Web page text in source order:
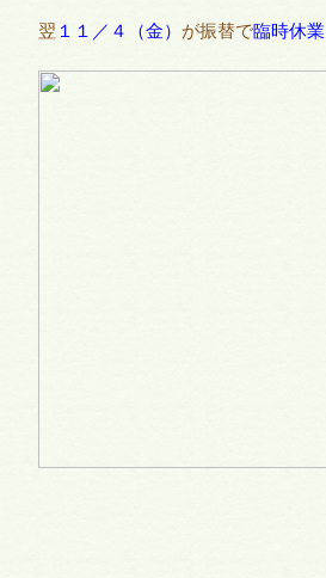
翌 １１／４（金） が振替で臨時休業